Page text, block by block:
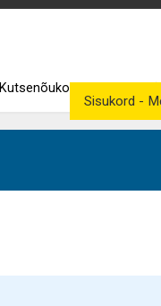
Kutsenõukogud
Sisukord -